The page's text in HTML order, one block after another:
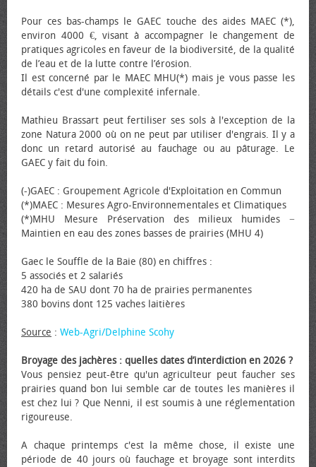
Pour ces bas-champs le GAEC touche des aides MAEC (*),
environ 4000 €, visant à accompagner le changement de
pratiques agricoles en faveur de la biodiversité, de la qualité
de l’eau et de la lutte contre l’érosion.
Il est concerné par le MAEC MHU(*) mais je vous passe les
détails c'est d'une complexité infernale.
Mathieu Brassart peut fertiliser ses sols à l'exception de la
zone Natura 2000 où on ne peut par utiliser d'engrais. Il y a
donc un retard autorisé au fauchage ou au pâturage. Le
GAEC y fait du foin.
(-)GAEC : Groupement Agricole d'Exploitation en Commun
(*)MAEC : Mesures Agro-Environnementales et Climatiques
(*)MHU Mesure Préservation des milieux humides −
Maintien en eau des zones basses de prairies (MHU 4)
Gaec le Souffle de la Baie (80) en chiffres :
5 associés et 2 salariés
420 ha de SAU dont 70 ha de prairies permanentes
380 bovins dont 125 vaches laitières
Source : Web-Agri/Delphine Scohy
Broyage des jachères : quelles dates d’interdiction en 2026 ?
Vous pensiez peut-être qu'un agriculteur peut faucher ses
prairies quand bon lui semble car de toutes les manières il
est chez lui ? Que Nenni, il est soumis à une réglementation
rigoureuse.
A chaque printemps c'est la même chose, il existe une
période de 40 jours où fauchage et broyage sont interdits